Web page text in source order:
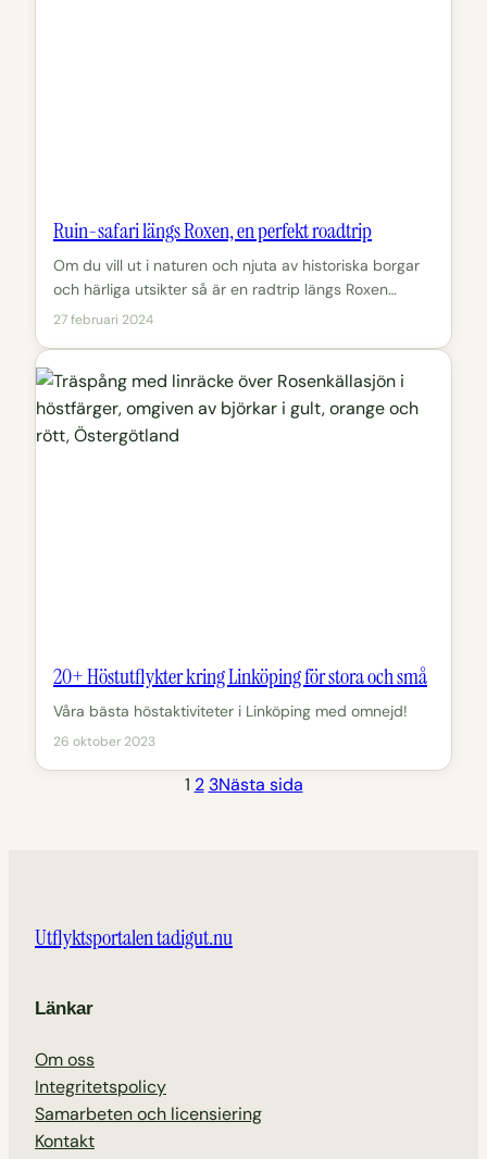
Ruin-safari längs Roxen, en perfekt roadtrip
Om du vill ut i naturen och njuta av historiska borgar
och härliga utsikter så är en radtrip längs Roxen…
27 februari 2024
20+ Höstutflykter kring Linköping för stora och små
Våra bästa höstaktiviteter i Linköping med omnejd!
26 oktober 2023
1 2 3Nästa sida
Utflyktsportalen tadigut.nu
Länkar
Om oss
Integritetspolicy
Samarbeten och licensiering
Kontakt